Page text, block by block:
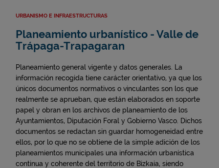
URBANISMO E INFRAESTRUCTURAS
Planeamiento urbanístico - Valle de
Trápaga-Trapagaran
Planeamiento general vigente y datos generales. La
información recogida tiene carácter orientativo, ya que los
únicos documentos normativos o vinculantes son los que
realmente se aprueban, que están elaborados en soporte
papel y obran en los archivos de planeamiento de los
Ayuntamientos, Diputación Foral y Gobierno Vasco. Dichos
documentos se redactan sin guardar homogeneidad entre
ellos, por lo que no se obtiene de la simple adición de los
planeamientos municipales una información urbanística
continua y coherente del territorio de Bizkaia, siendo